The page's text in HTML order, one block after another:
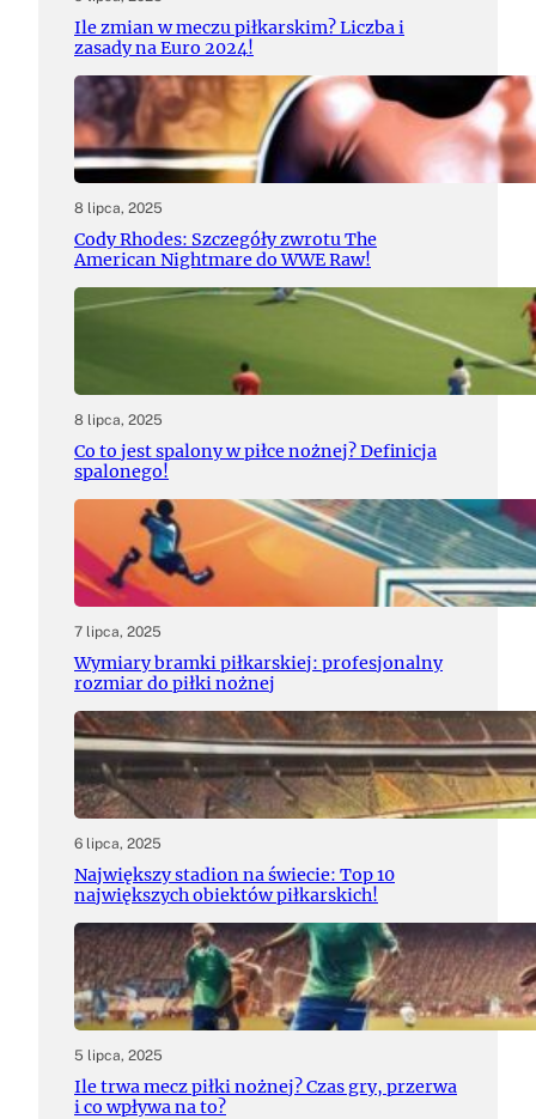
Ile zmian w meczu piłkarskim? Liczba i
zasady na Euro 2024!
8 lipca, 2025
Cody Rhodes: Szczegóły zwrotu The
American Nightmare do WWE Raw!
8 lipca, 2025
Co to jest spalony w piłce nożnej? Definicja
spalonego!
7 lipca, 2025
Wymiary bramki piłkarskiej: profesjonalny
rozmiar do piłki nożnej
6 lipca, 2025
Największy stadion na świecie: Top 10
największych obiektów piłkarskich!
5 lipca, 2025
Ile trwa mecz piłki nożnej? Czas gry, przerwa
i co wpływa na to?